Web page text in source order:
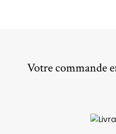
Votre commande